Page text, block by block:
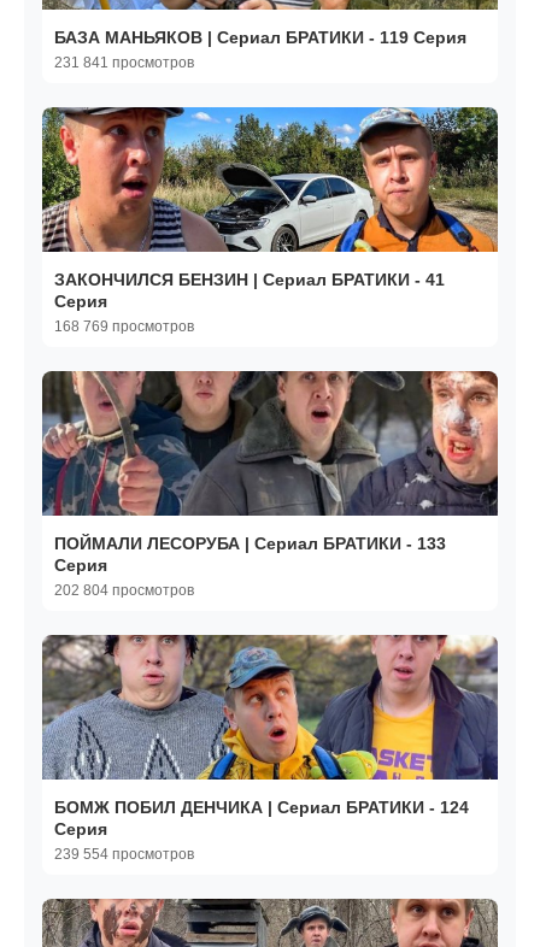
БАЗА МАНЬЯКОВ | Сериал БРАТИКИ - 119 Серия
231 841 просмотров
ЗАКОНЧИЛСЯ БЕНЗИН | Сериал БРАТИКИ - 41
Серия
168 769 просмотров
ПОЙМАЛИ ЛЕСОРУБА | Сериал БРАТИКИ - 133
Серия
202 804 просмотров
БОМЖ ПОБИЛ ДЕНЧИКА | Сериал БРАТИКИ - 124
Серия
239 554 просмотров